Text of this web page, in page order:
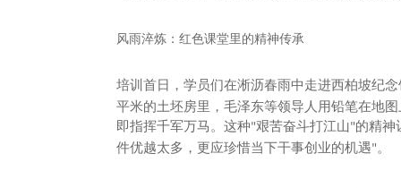
风雨淬炼：红色课堂里的精神传承
培训首日，学员们在淅沥春雨中走进西柏坡纪
平米的土坯房里，毛泽东等领导人用铅笔在地
即指挥千军万马。这种"艰苦奋斗打江山"的精神
件优越太多，更应珍惜当下干事创业的机遇" 。